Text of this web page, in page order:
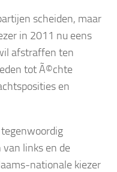
scheiden, maar
in 2011 nu eens
afstraffen ten
tot Ã©chte
en
links en de
nationale kiezer